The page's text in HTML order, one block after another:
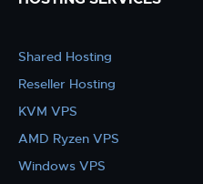
Shared Hosting
Reseller Hosting
KVM VPS
AMD Ryzen VPS
Windows VPS